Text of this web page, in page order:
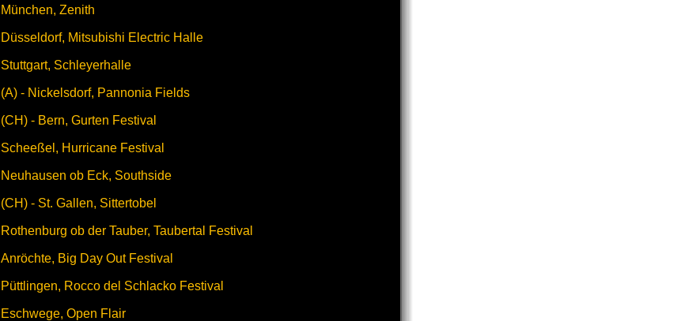
München, Zenith
Düsseldorf, Mitsubishi Electric Halle
Stuttgart, Schleyerhalle
(A) - Nickelsdorf, Pannonia Fields
(CH) - Bern, Gurten Festival
Scheeßel, Hurricane Festival
Neuhausen ob Eck, Southside
(CH) - St. Gallen, Sittertobel
Rothenburg ob der Tauber, Taubertal Festival
Anröchte, Big Day Out Festival
Püttlingen, Rocco del Schlacko Festival
Eschwege, Open Flair